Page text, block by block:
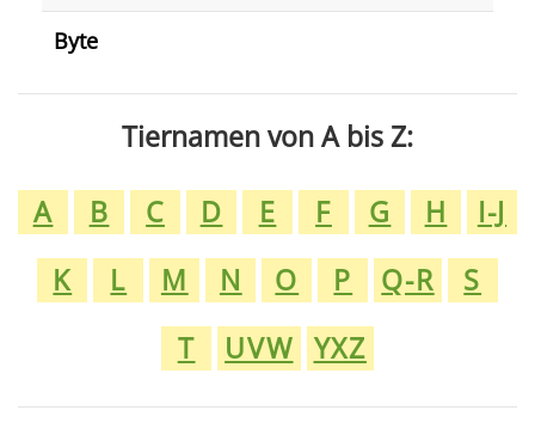
Byte
Tiernamen von A bis Z:
A
B C D E F G H
I-J
K
L M N O P Q-R
S
T
UVW YXZ